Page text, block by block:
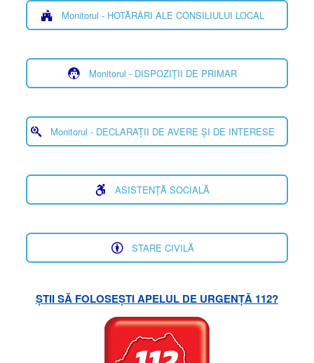
Monitorul - HOTĂRÂRI ALE CONSILIULUI LOCAL
Monitorul - DISPOZIȚII DE PRIMAR
Monitorul - DECLARAȚII DE AVERE ȘI DE INTERESE
ASISTENȚĂ SOCIALĂ
STARE CIVILĂ
ȘTII SĂ FOLOSEȘTI APELUL DE URGENȚĂ 112?